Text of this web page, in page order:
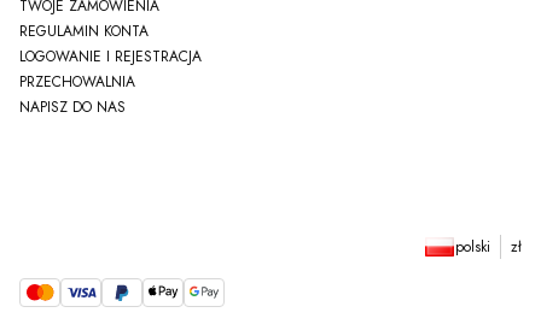
TWOJE ZAMÓWIENIA
REGULAMIN KONTA
LOGOWANIE I REJESTRACJA
PRZECHOWALNIA
NAPISZ DO NAS
polski zł